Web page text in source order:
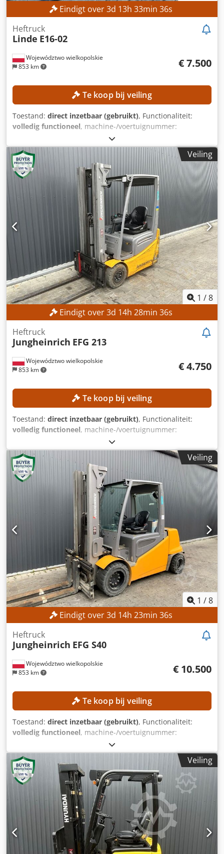
Eindigt over3d 13h 33min 33s
Województwo wielkopolskie
853 km
Heftruck
Linde E16-02
€ 7.500
Te koop bij veiling
Toestand: direct inzetbaar (gebruikt), Functionaliteit:
volledig functioneel, machine-/voertuignummer:
2017
hefhoogte:4.625 mm, vrije hefhoogte:1.500 mm,
bouwhoogte:
zijverschuiving
, Geen
minimumprijs – gegarandeerde verkoop tegen het hoogste
bod! TECHNISCHE GEGEVENS Hefhoogte: 4.625 mm
Bouwhoogte: 2.121 mm Vrije hefhoogte: 1.500 mm
MACHINEGEGEVENS Masttype: Triplexmast met vrije
hefhoogte Batterijspanning: 48 V Batterijcapaciteit: 585 Ah
Banden: nieuw Operationele uren: 5.612 uur Dcedpfx
Aszrlwiel Dsk UITRUSTING Cabine Batterij Lader Zijschuiver
Externe referentie: SL11370SP
Veiling
1 /8
Eindigt over3d 14h 28min 33s
Województwo wielkopolskie
853 km
Heftruck
Jungheinrich EFG 213
€ 4.750
Te koop bij veiling
Toestand: direct inzetbaar (gebruikt), Functionaliteit:
volledig functioneel, machine-/voertuignummer:
, bedrijfsturen:
hefhoogte:4.700 mm, vrije hefhoogte:1.535 mm,
masttype:
triplex , bouwhoogte: 2.125 mm
, Uitrusting:
zijverschuiving
, Geen minimumprijs – gegarandeerde
verkoop tegen het hoogste bod! TECHNISCHE
SPECIFICATIES Heelhoogte: 4.700 mm Bouwhoogte: 2.125
mm Vrije hefhoogte: 1.535 mm MACHINEGEGEVENS
Masttype: Triplexmast met vrije hefhoogte Dsdpfx Alozrlv
Eo Dsck Batterijspanning: 48 V Batterijcapaciteit: 500 Ah
Bedrijfsuren: 17.268 uur UITVOERING Zijdelingse
verschuiving Batterij Lader Externe referentie: SL12191SP
Veiling
1 /8
Eindigt over3d 14h 23min 33s
Województwo wielkopolskie
853 km
Heftruck
Jungheinrich EFG S40
€ 10.500
Te koop bij veiling
Toestand: direct inzetbaar (gebruikt), Functionaliteit:
volledig functioneel, machine-/voertuignummer:
, bedrijfsturen:
hefhoogte:3.540 mm, masttype:duplex, bouwhoogte:
2.520 mm
, Uitrusting:
, Geen minimumprijs
– gegarandeerde verkoop tegen het hoogste bod!
TECHNISCHE GEGEVENS Hefhoogte: 3.540 mm Bouwhoogte:
2.520 mm MACHINEGEGEVENS Masttype: Duplex met vrije
hefhoogte Batterijspanning: 80 V Batterijcapaciteit: 930 Ah
Bouwjaar batterij: 2017 Hydraulische ventielen: 3e/4e
ventiel Bedrijfstijden: 1.398 uur UITRUSTING Zijdelings
verschuifbare vorken Djdpfjzrlvfox Al Dsck Vorkpositieerder
Lader inbegrepen Externe referentie: SL13606SP
Veiling